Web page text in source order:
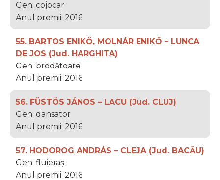
Gen: cojocar
Anul premii: 2016
55. BARTOS ENIKŐ, MOLNÁR ENIKŐ – LUNCA
DE JOS (Jud. HARGHITA)
Gen: brodătoare
Anul premii: 2016
56. FÜSTÖS JÁNOS – LACU (Jud. CLUJ)
Gen: dansator
Anul premii: 2016
57. HODOROG ANDRÁS – CLEJA (Jud. BACĂU)
Gen: fluieraș
Anul premii: 2016